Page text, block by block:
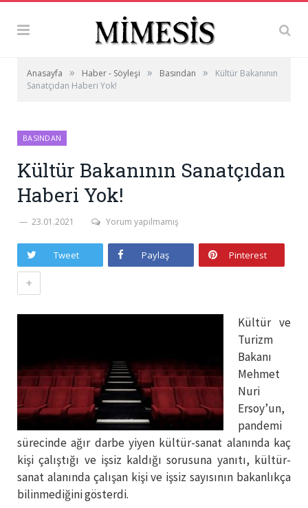
Anasayfa » Haber - Söyleşi » Basından »
Kültür Bakanının
Sanatçıdan Haberi Yok!
BASINDAN
Kültür Bakanının Sanatçıdan
Haberi Yok!
23.01.2021 Yorum yapılmamış
Tweet Paylaş Pinterest
+
Kültür ve
Turizm
Bakanı
Mehmet
Nuri
Ersoy’un,
pandemi
sürecinde ağır darbe yiyen kültür-sanat alanında kaç
kişi çalıştığı ve işsiz kaldığı sorusuna yanıtı, kültür-
sanat alanında çalışan kişi ve işsiz sayısının bakanlıkça
bilinmediğini gösterdi.